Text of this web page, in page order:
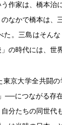
作家は、橋本治
のなかで橋本は、
。三島はそん
の時代には、世
京大学全共闘
──につながる存
分たちの同世代